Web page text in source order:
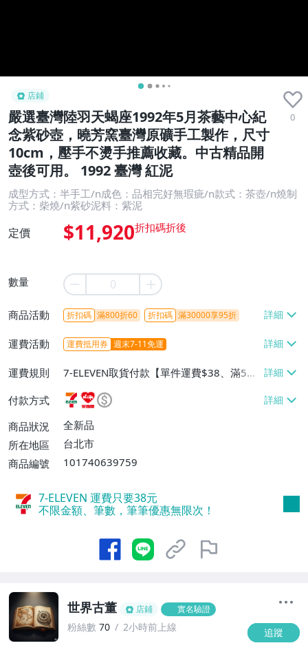
店鋪
嚴選臺灣陸羽天蝎座1992年5月茶藝中心紀
念紫砂壺，曉芳窯臺灣原礦手工製作，尺寸
10cm，壓手不燙手推薦收藏。中古精品開
壺後可用。 1992 臺灣 紅泥
0
成型方式：半手工/n成色：品相完好無瑕疵/n款式：茶壺/n燒制
方式：柴燒/n紫砂泥料：紫泥
定價 $11,920
數量
商品活動 折扣碼 滿800折60 折扣碼 滿30000享95折
運費活動 運費抵用券 週末7-11免運
運費規則
7-ELEVEN取貨付款【單件運費$38、滿5件
或消費滿$1298免運費】、7-ELEVEN取貨
不付款【免運費】、萊爾富取貨付款【單件
運費$60、滿5件或消費滿$1298免運
費】、宅配/貨運【單件運費$120、滿5件
付款方式
商品狀況
全新品
所在地區
台北市
商品編號
101740639759
7-ELEVEN 運費只要38元
不限金額、筆數，筆筆優惠無限次！
世界古董 店鋪 實名驗證
粉絲數 70 2小時前上線 追蹤